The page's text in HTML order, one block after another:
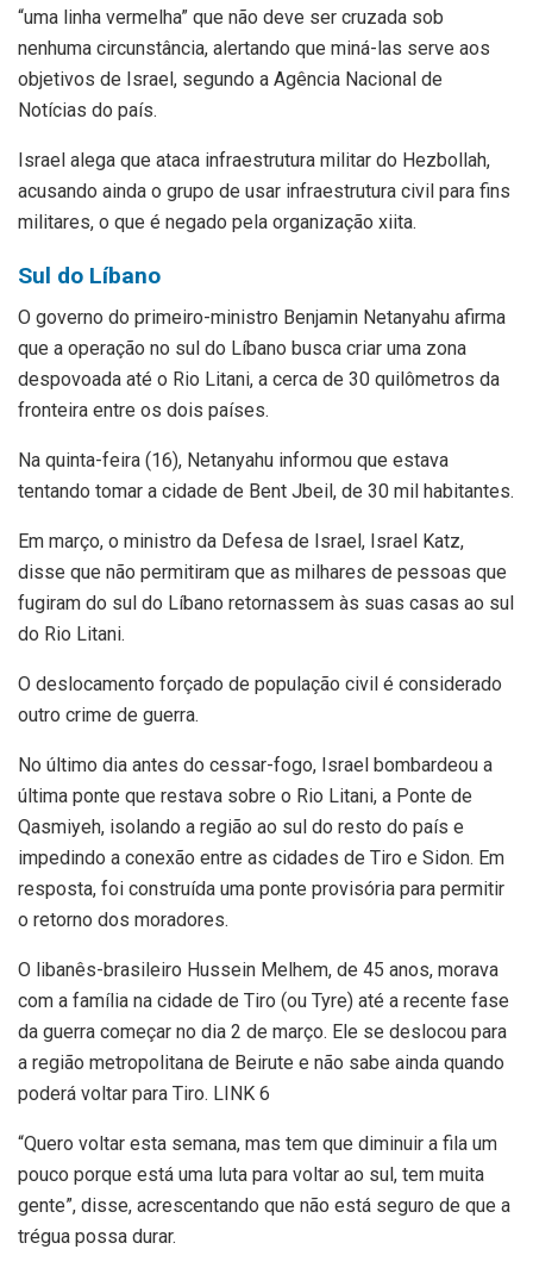
“uma linha vermelha” que não deve ser cruzada sob
nenhuma circunstância, alertando que miná-las serve aos
objetivos de Israel, segundo a Agência Nacional de
Notícias do país.
Israel alega que ataca infraestrutura militar do Hezbollah,
acusando ainda o grupo de usar infraestrutura civil para fins
militares, o que é negado pela organização xiita.
Sul do Líbano
O governo do primeiro-ministro Benjamin Netanyahu afirma
que a operação no sul do Líbano busca criar uma zona
despovoada até o Rio Litani, a cerca de 30 quilômetros da
fronteira entre os dois países.
Na quinta-feira (16), Netanyahu informou que estava
tentando tomar a cidade de Bent Jbeil, de 30 mil habitantes.
Em março, o ministro da Defesa de Israel, Israel Katz,
disse que não permitiram que as milhares de pessoas que
fugiram do sul do Líbano retornassem às suas casas ao sul
do Rio Litani.
O deslocamento forçado de população civil é considerado
outro crime de guerra.
No último dia antes do cessar-fogo, Israel bombardeou a
última ponte que restava sobre o Rio Litani, a Ponte de
Qasmiyeh, isolando a região ao sul do resto do país e
impedindo a conexão entre as cidades de Tiro e Sidon. Em
resposta, foi construída uma ponte provisória para permitir
o retorno dos moradores.
O libanês-brasileiro Hussein Melhem, de 45 anos, morava
com a família na cidade de Tiro (ou Tyre) até a recente fase
da guerra começar no dia 2 de março. Ele se deslocou para
a região metropolitana de Beirute e não sabe ainda quando
poderá voltar para Tiro. LINK 6
“Quero voltar esta semana, mas tem que diminuir a fila um
pouco porque está uma luta para voltar ao sul, tem muita
gente”, disse, acrescentando que não está seguro de que a
trégua possa durar.